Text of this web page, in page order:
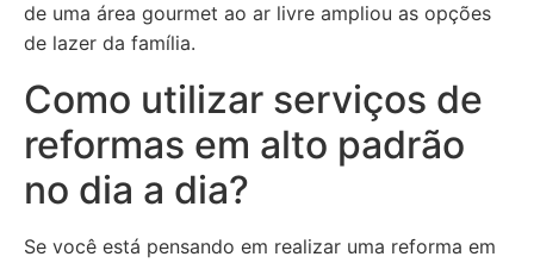
de uma área gourmet ao ar livre ampliou as opções
de lazer da família.
Como utilizar serviços de
reformas em alto padrão
no dia a dia?
Se você está pensando em realizar uma reforma em